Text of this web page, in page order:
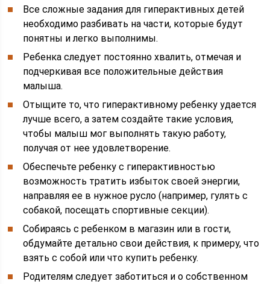
Все сложные задания для гиперактивных детей
необходимо разбивать на части, которые будут
понятны и легко выполнимы.
Ребенка следует постоянно хвалить, отмечая и
подчеркивая все положительные действия
малыша.
Отыщите то, что гиперактивному ребенку удается
лучше всего, а затем создайте такие условия,
чтобы малыш мог выполнять такую работу,
получая от нее удовлетворение.
Обеспечьте ребенку с гиперактивностью
возможность тратить избыток своей энергии,
направляя ее в нужное русло (например, гулять с
собакой, посещать спортивные секции).
Собираясь с ребенком в магазин или в гости,
обдумайте детально свои действия, к примеру, что
взять с собой или что купить ребенку.
Родителям следует заботиться и о собственном